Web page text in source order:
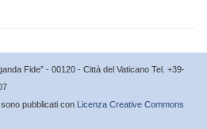
Fide” - 00120 - Città del Vaticano Tel. +39-
pubblicati con Licenza Creative Commons